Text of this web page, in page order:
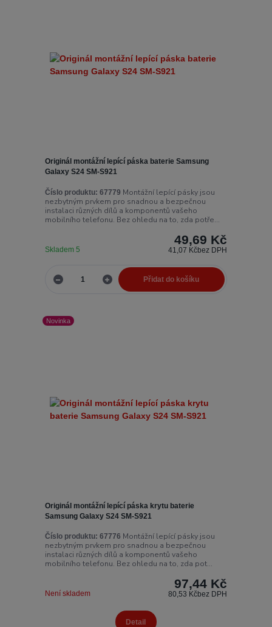
Originál montážní lepící páska baterie Samsung
Galaxy S24 SM-S921
Číslo produktu: 67779 Montážní lepící pásky jsou
nezbytným prvkem pro snadnou a bezpečnou
instalaci různých dílů a komponentů vašeho
mobilního telefonu. Bez ohledu na to, zda potře...
49,69 Kč
41,07 Kčbez DPH
Skladem 5
Přidat do košíku
Novinka
Originál montážní lepící páska krytu baterie
Samsung Galaxy S24 SM-S921
Číslo produktu: 67776 Montážní lepící pásky jsou
nezbytným prvkem pro snadnou a bezpečnou
instalaci různých dílů a komponentů vašeho
mobilního telefonu. Bez ohledu na to, zda pot...
97,44 Kč
80,53 Kčbez DPH
Není skladem
Detail